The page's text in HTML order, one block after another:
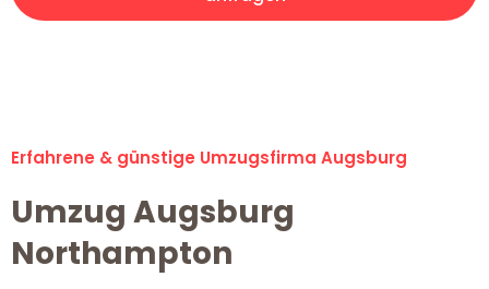
Erfahrene & günstige Umzugsfirma Augsburg
Umzug Augsburg
Northampton